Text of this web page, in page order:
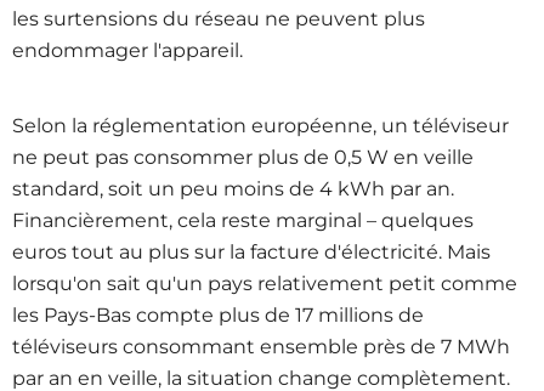
les surtensions du réseau ne peuvent plus
endommager l'appareil.
Selon la réglementation européenne, un téléviseur
ne peut pas consommer plus de 0,5 W en veille
standard, soit un peu moins de 4 kWh par an.
Financièrement, cela reste marginal – quelques
euros tout au plus sur la facture d'électricité. Mais
lorsqu'on sait qu'un pays relativement petit comme
les Pays-Bas compte plus de 17 millions de
téléviseurs consommant ensemble près de 7 MWh
par an en veille, la situation change complètement.